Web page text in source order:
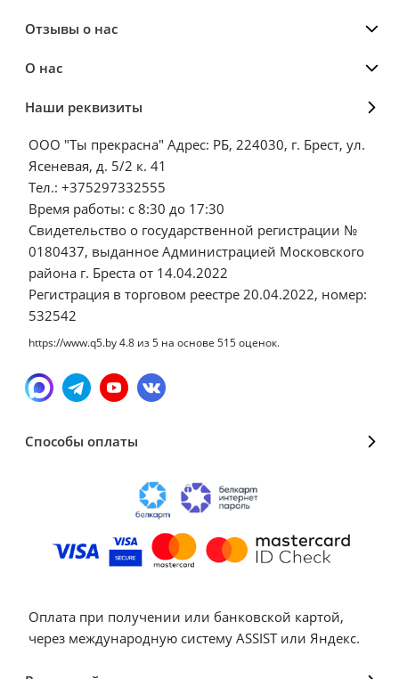
Отзывы о нас
О нас
Наши реквизиты
ООО "Ты прекрасна" Адрес: РБ, 224030, г. Брест, ул.
Ясеневая, д. 5/2 к. 41
Тел.: +375297332555
Время работы: с 8:30 до 17:30
Свидетельство о государственной регистрации №
0180437, выданное Администрацией Московского
района г. Бреста от 14.04.2022
Регистрация в торговом реестре 20.04.2022, номер:
532542
https://www.q5.by4.8 из5 на основе 515оценок.
Способы оплаты
Оплата при получении или банковской картой,
через международную систему ASSIST или Яндекс.